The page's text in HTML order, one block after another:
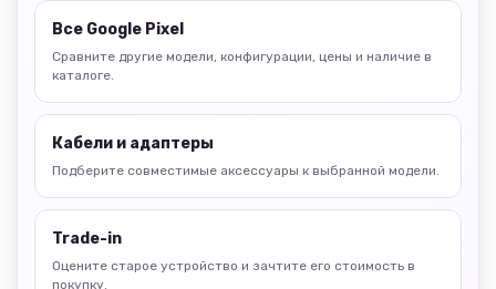
Все Google Pixel
Сравните другие модели, конфигурации, цены и наличие в
каталоге.
Кабели и адаптеры
Подберите совместимые аксессуары к выбранной модели.
Trade-in
Оцените старое устройство и зачтите его стоимость в
покупку.